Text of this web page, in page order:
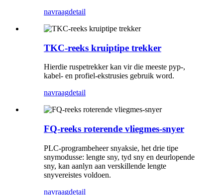
navraagdetail
TKC-reeks kruiptipe trekker
Hierdie ruspetrekker kan vir die meeste pyp-,
kabel- en profiel-ekstrusies gebruik word.
navraagdetail
FQ-reeks roterende vliegmes-snyer
PLC-programbeheer snyaksie, het drie tipe
snymodusse: lengte sny, tyd sny en deurlopende
sny, kan aanlyn aan verskillende lengte
snyvereistes voldoen.
navraagdetail